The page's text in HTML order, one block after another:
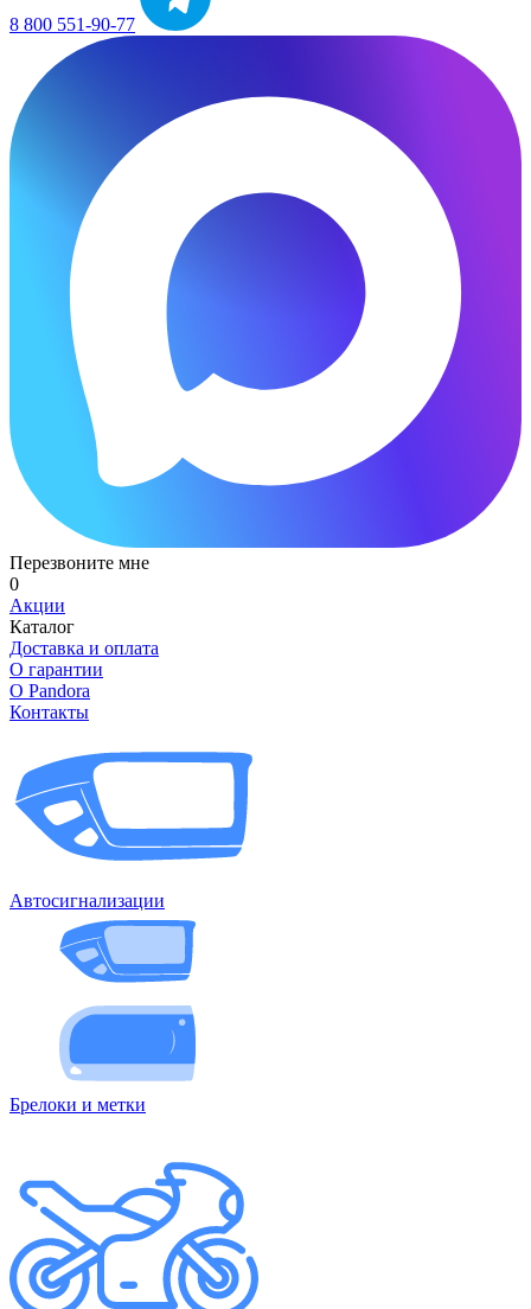
8 800 551-90-77
Перезвоните мне
0
Акции
Каталог
Доставка и оплата
О гарантии
О Pandora
Контакты
Автосигнализации
Брелоки и метки